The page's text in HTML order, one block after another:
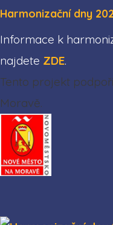
Harmonizační dny
Informace k
najdete ZDE.
Tento projekt
Moravě.